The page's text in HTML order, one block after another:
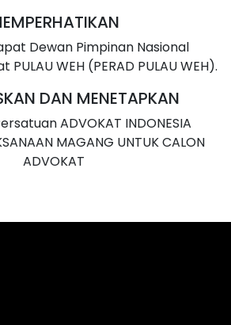
Dewan Pimpinan Nasional
WEH (PERAD PULAU WEH).
DAN MENETAPKAN
ADVOKAT INDONESIA
MAGANG UNTUK CALON
ADVOKAT